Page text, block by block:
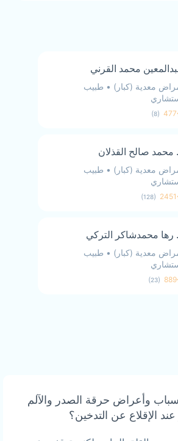
محمد القرني
معدية (كبار) • طبيب
477
(
8
)
محمد صالح القذلان
معدية (كبار) • طبيب
2451
(
128
)
رها محمدشاكر التركي
معدية (كبار) • طبيب
889
(
23
)
وأعراض حرقة الصدر والآلم
الإقلاع عن التدخين؟